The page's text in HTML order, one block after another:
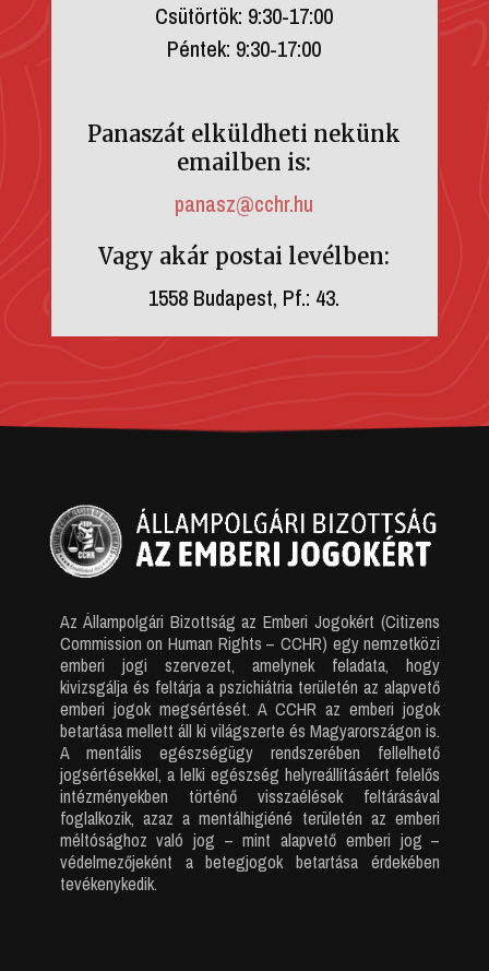
Csütörtök: 9:30-17:00
Péntek: 9:30-17:00
Panaszát elküldheti nekünk
emailben is:
panasz@cchr.hu
Vagy akár postai levélben:
1558 Budapest, Pf.: 43.
Az Állampolgári Bizottság az Emberi Jogokért (Citizens
Commission on Human Rights – CCHR) egy nemzetközi
emberi jogi szervezet, amelynek feladata, hogy
kivizsgálja és feltárja a pszichiátria területén az alapvető
emberi jogok megsértését. A CCHR az emberi jogok
betartása mellett áll ki világszerte és Magyarországon is.
A mentális egészségügy rendszerében fellelhető
jogsértésekkel, a lelki egészség helyreállításáért felelős
intézményekben történő visszaélések feltárásával
foglalkozik, azaz a mentálhigiéné területén az emberi
méltósághoz való jog – mint alapvető emberi jog –
védelmezőjeként a betegjogok betartása érdekében
tevékenykedik.